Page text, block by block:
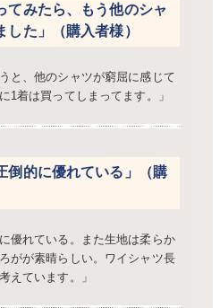
てみたら、もう他のシャ
た」（購入者様）
と、他のシャツが窮屈に感じて
1着は買ってしまってます。」
倒的に優れている」（購
優れている。また生地は柔らか
がが素晴らしい。ワイシャツ長
えています。」